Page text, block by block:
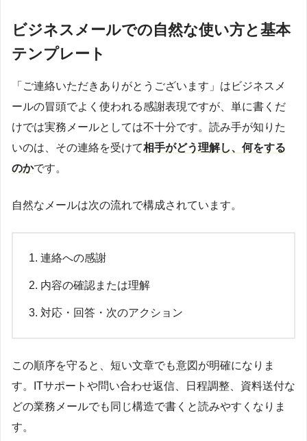
ビジネスメールでの自然な使い方と基本
テンプレート
「ご連絡いただきありがとうございます」はビジネスメ
ールの冒頭でよく使われる感謝表現ですが、単に書くだ
けでは実務メールとしては不十分です。読み手が知りた
いのは、その連絡を受けて相手がどう理解し、何をする
のかです。
自然なメールは次の流れで構成されています。
連絡への感謝
内容の確認または理解
対応・回答・次のアクション
この順序を守ると、短い文章でも意図が明確になりま
す。ITサポートや問い合わせ返信、日程調整、資料送付な
どの業務メールでも同じ構造で書くと読みやすくなりま
す。